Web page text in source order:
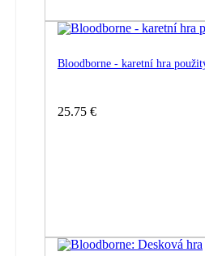
Bloodborne - karetní hra
25.75 €